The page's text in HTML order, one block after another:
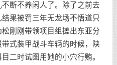
断不养闲人了。除了之前去
果被罚三年无龙场不悟道只
刚刚带领项目组搓出东亚分
式装甲战斗车辆的时候，陕
二时试图用她的小穴行贿。